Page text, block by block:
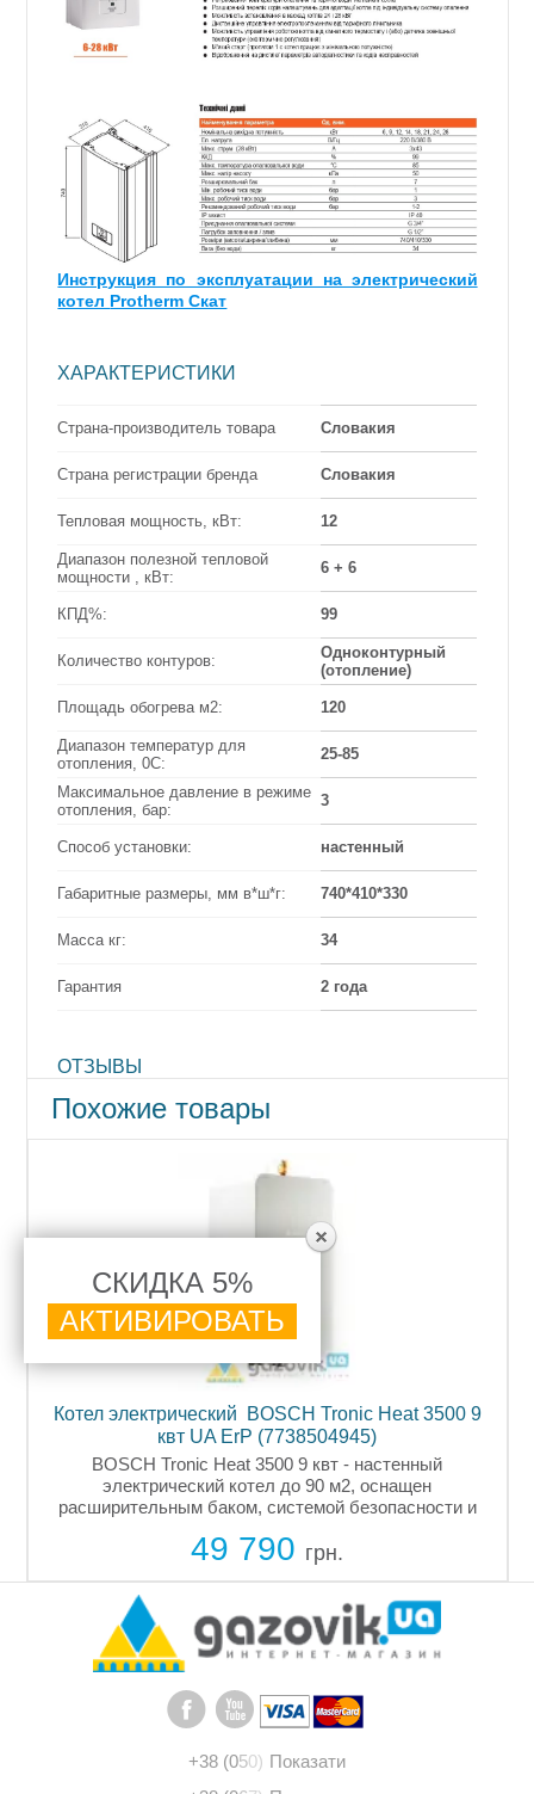
Инструкция по эксплуатации на электрический
котел Protherm Скат
ХАРАКТЕРИСТИКИ
Страна-производитель товара Словакия
Страна регистрации бренда Словакия
Тепловая мощность, кВт: 12
Диапазон полезной тепловой
мощности , кВт:
6 + 6
КПД%: 99
Количество контуров:
Одноконтурный
(отопление)
Площадь обогрева м2: 120
Диапазон температур для
отопления, 0С:
25-85
Максимальное давление в режиме
отопления, бар:
3
Способ установки: настенный
Габаритные размеры, мм в*ш*г: 740*410*330
Масса кг: 34
Гарантия 2 года
ОТЗЫВЫ
Похожие товары
BOSCH Tronic Heat 3500 9
3500 9 квт - настенный
котел до 90 м2, оснащен
системой безопасности и
бойлера косвенного
Котел электрический
Настенный
режима нагрева по
функция защиты от
+38 (050) Показати
СКИДКА 5%
АКТИВИРОВАТЬ